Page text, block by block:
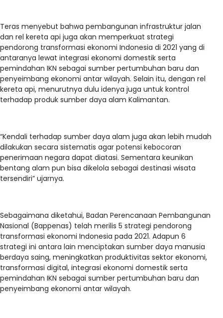
Teras menyebut bahwa pembangunan infrastruktur jalan
dan rel kereta api juga akan memperkuat strategi
pendorong transformasi ekonomi Indonesia di 2021 yang di
antaranya lewat integrasi ekonomi domestik serta
pemindahan IKN sebagai sumber pertumbuhan baru dan
penyeimbang ekonomi antar wilayah. Selain itu, dengan rel
kereta api, menurutnya dulu idenya juga untuk kontrol
terhadap produk sumber daya alam Kalimantan.
“Kendali terhadap sumber daya alam juga akan lebih mudah
dilakukan secara sistematis agar potensi kebocoran
penerimaan negara dapat diatasi. Sementara keunikan
bentang alam pun bisa dikelola sebagai destinasi wisata
tersendiri” ujarnya.
Sebagaimana diketahui, Badan Perencanaan Pembangunan
Nasional (Bappenas) telah merilis 5 strategi pendorong
transformasi ekonomi Indonesia pada 2021. Adapun 6
strategi ini antara lain menciptakan sumber daya manusia
berdaya saing, meningkatkan produktivitas sektor ekonomi,
transformasi digital, integrasi ekonomi domestik serta
pemindahan IKN sebagai sumber pertumbuhan baru dan
penyeimbang ekonomi antar wilayah.